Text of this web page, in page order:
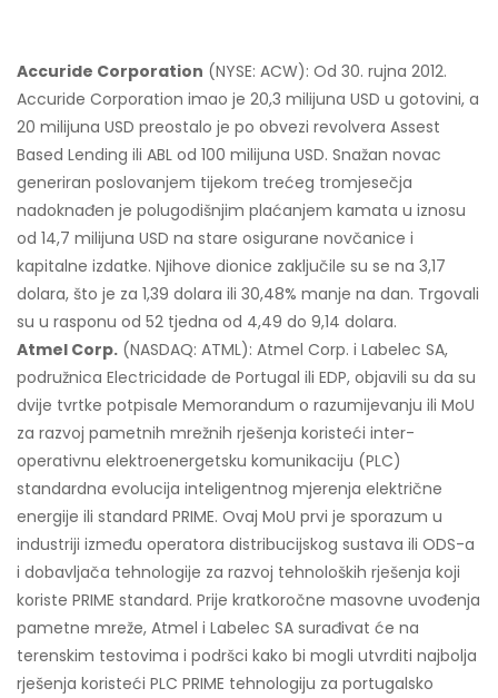
Accuride Corporation (NYSE: ACW): Od 30. rujna 2012.
Accuride Corporation imao je 20,3 milijuna USD u gotovini, a
20 milijuna USD preostalo je po obvezi revolvera Assest
Based Lending ili ABL od 100 milijuna USD. Snažan novac
generiran poslovanjem tijekom trećeg tromjesečja
nadoknađen je polugodišnjim plaćanjem kamata u iznosu
od 14,7 milijuna USD na stare osigurane novčanice i
kapitalne izdatke. Njihove dionice zaključile su se na 3,17
dolara, što je za 1,39 dolara ili 30,48% manje na dan. Trgovali
su u rasponu od 52 tjedna od 4,49 do 9,14 dolara.
Atmel Corp. (NASDAQ: ATML): Atmel Corp. i Labelec SA,
podružnica Electricidade de Portugal ili EDP, objavili su da su
dvije tvrtke potpisale Memorandum o razumijevanju ili MoU
za razvoj pametnih mrežnih rješenja koristeći inter-
operativnu elektroenergetsku komunikaciju (PLC)
standardna evolucija inteligentnog mjerenja električne
energije ili standard PRIME. Ovaj MoU prvi je sporazum u
industriji između operatora distribucijskog sustava ili ODS-a
i dobavljača tehnologije za razvoj tehnoloških rješenja koji
koriste PRIME standard. Prije kratkoročne masovne uvođenja
pametne mreže, Atmel i Labelec SA surađivat će na
terenskim testovima i podršci kako bi mogli utvrditi najbolja
rješenja koristeći PLC PRIME tehnologiju za portugalsko